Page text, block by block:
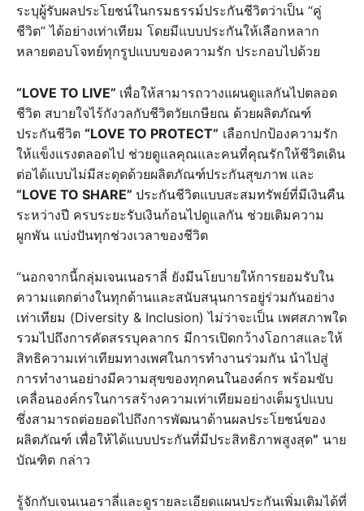
ระบุผู้รับผลประโยชน์ในกรมธรรม์ประกันชีวิตว่าเป็น “คู่
ชีวิต” ได้อย่างเท่าเทียม โดยมีแบบประกันให้เลือกหลาก
หลายตอบโจทย์ทุกรูปแบบของความรัก ประกอบไปด้วย
“LOVE TO LIVE” เพื่อให้สามารถวางแผนดูแลกันไปตลอด
ชีวิต สบายใจไร้กังวลกับชีวิตวัยเกษียณ ด้วยผลิตภัณฑ์
ประกันชีวิต “LOVE TO PROTECT” เลือกปกป้องความรัก
ให้แข็งแรงตลอดไป ช่วยดูแลคุณและคนที่คุณรักให้ชีวิตเดิน
ต่อได้แบบไม่มีสะดุดด้วยผลิตภัณฑ์ประกันสุขภาพ และ
“LOVE TO SHARE” ประกันชีวิตแบบสะสมทรัพย์ที่มีเงินคืน
ระหว่างปี ครบระยะรับเงินก้อนไปดูแลกัน ช่วยเติมความ
ผูกพัน แบ่งปันทุกช่วงเวลาของชีวิต
“นอกจากนี้กลุ่มเจนเนอราลี่ ยังมีนโยบายให้การยอมรับใน
ความแตกต่างในทุกด้านและสนับสนุนการอยู่ร่วมกันอย่าง
เท่าเทียม (Diversity & Inclusion) ไม่ว่าจะเป็น เพศสภาพใด
รวมไปถึงการคัดสรรบุคลากร มีการเปิดกว้างโอกาสและให้
สิทธิความเท่าเทียมทางเพศในการทำงานร่วมกัน นำไปสู่
การทำงานอย่างมีความสุขของทุกคนในองค์กร พร้อมขับ
เคลื่อนองค์กรในการสร้างความเท่าเทียมอย่างเต็มรูปแบบ
ซึ่งสามารถต่อยอดไปถึงการพัฒนาด้านผลประโยชน์ของ
ผลิตภัณฑ์ เพื่อให้ได้แบบประกันที่มีประสิทธิภาพสูงสุด” นาย
บัณฑิต กล่าว
รู้จักกับเจนเนอราลี่และดูรายละเอียดแผนประกันเพิ่มเติมได้ที่